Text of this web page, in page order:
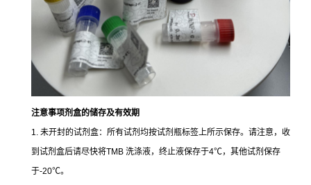
注意事项剂盒的储存及有效期
1. 未开封的试剂盒：所有试剂均按试剂瓶标签上所示保存。请注意，收
到试剂盒后请尽快将TMB 洗涤液，终止液保存于4℃，其他试剂保存
于-20℃。